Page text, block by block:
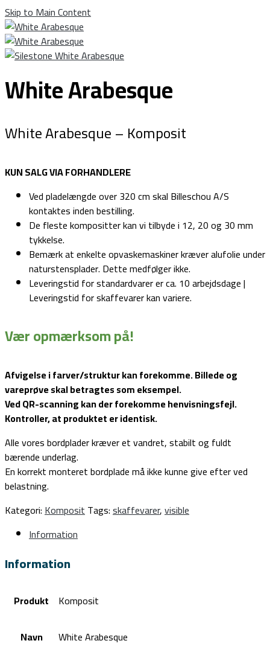
Skip to Main Content
White Arabesque
White Arabesque – Komposit
KUN SALG VIA FORHANDLERE
Ved pladelængde over 320 cm skal Billeschou A/S
kontaktes inden bestilling.
De fleste kompositter kan vi tilbyde i 12, 20 og 30 mm
tykkelse.
Bemærk at enkelte opvaskemaskiner kræver alufolie under
naturstensplader. Dette medfølger ikke.
Leveringstid for standardvarer er ca. 10 arbejdsdage |
Leveringstid for skaffevarer kan variere.
Vær opmærksom på!
Afvigelse i farver/struktur kan forekomme. Billede og
vareprøve skal betragtes som eksempel.
Ved QR-scanning kan der forekomme henvisningsfejl.
Kontroller, at produktet er identisk.
Alle vores bordplader kræver et vandret, stabilt og fuldt
bærende underlag.
En korrekt monteret bordplade må ikke kunne give efter ved
belastning.
Kategori:KompositTags:skaffevarer,visible
Information
Information
Produkt Komposit
Navn
White Arabesque